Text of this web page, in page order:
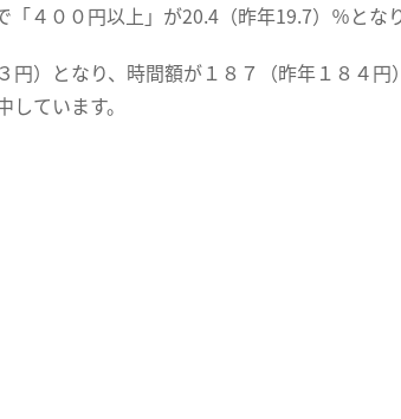
４００円以上」が20.4（昨年19.7）％とな
）となり、時間額が１８７（昨年１８４円
ています。